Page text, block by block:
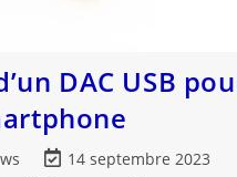
DAC USB
Dernière
14 septembre 2023